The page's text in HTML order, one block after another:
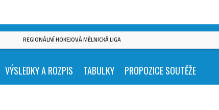
REGIONÁLNÍ HOKEJOVÁ MĚLNICKÁ LIGA
VÝSLEDKY A ROZPIS TABULKY PROPOZICE SOUTĚŽE